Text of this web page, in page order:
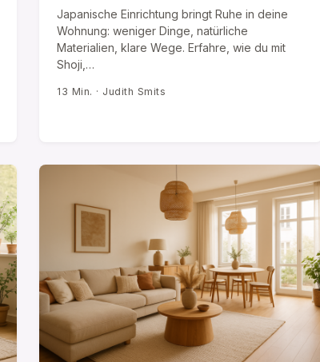
Japanische Einrichtung bringt Ruhe in deine
Wohnung: weniger Dinge, natürliche
Materialien, klare Wege. Erfahre, wie du mit
Shoji,…
13 Min. · Judith Smits